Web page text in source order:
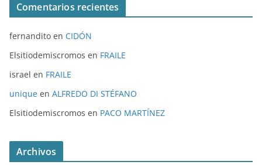
Comentarios recientes
fernandito en CIDÓN
Elsitiodemiscromos en FRAILE
israel en FRAILE
unique en ALFREDO DI STÉFANO
Elsitiodemiscromos en PACO MARTÍNEZ
Archivos